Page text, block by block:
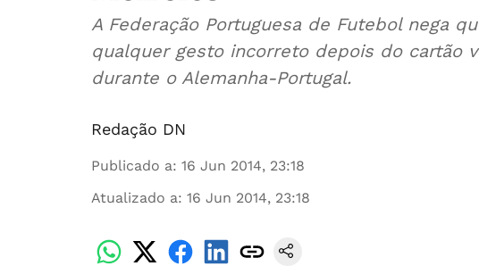
A Federação Portuguesa de Futebol nega
qualquer gesto incorreto depois do cartão
durante o Alemanha-Portugal.
Redação DN
Publicado a: 16 Jun 2014, 23:18
Atualizado a: 16 Jun 2014, 23:18